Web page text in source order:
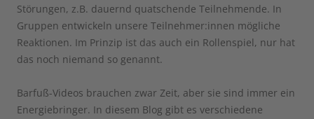
Störungen, z.B. dauernd quatschende Teilnehmende. In
Gruppen entwickeln unsere Teilnehmer:innen mögliche
Reaktionen. Im Prinzip ist das auch ein Rollenspiel, nur hat
das noch niemand so genannt.
Barfuß-Videos brauchen zwar Zeit, aber sie sind immer ein
Energiebringer. In diesem Blog gibt es verschiedene